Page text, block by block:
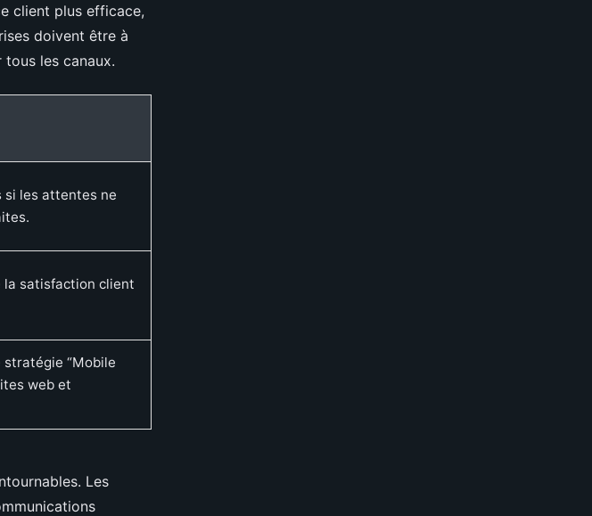
client plus efficace,
doivent être à
les canaux.
si les attentes ne
la satisfaction client
stratégie “Mobile
web et
Les